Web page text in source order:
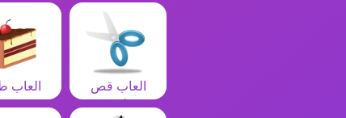
العاب قص
شعر
العاب